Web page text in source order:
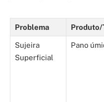
Problema Produto/
Sujeira
Superficial
Pano